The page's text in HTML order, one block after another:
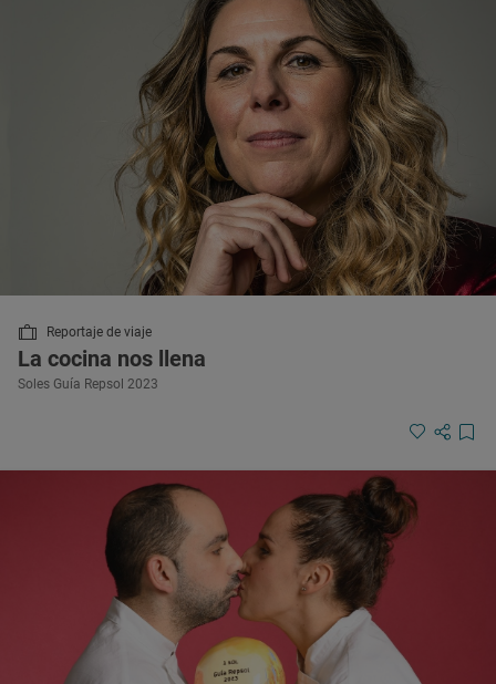
Reportaje de viaje
La cocina nos llena
Soles Guía Repsol 2023